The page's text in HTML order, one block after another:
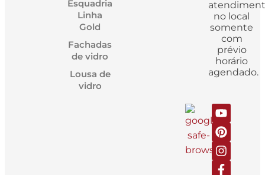
Esquadria
Linha
Gold
Fachadas
de vidro
Lousa de
vidro
no local
somente
com
prévio
horário
agendado.